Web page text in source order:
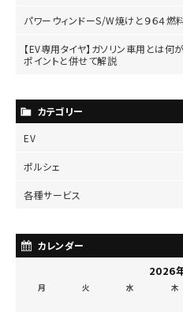
パワーウィンドーS/W焼けと９６４
【EV専用タイヤ】ガソリン車用とは
ポイントと併せて解説
カテゴリー
EV
ポルシェ
各種サービス
カレンダー
2026
月 火 水 木